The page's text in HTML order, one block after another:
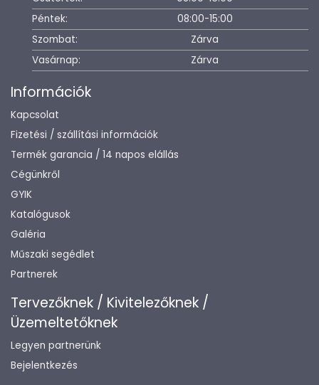
Péntek:
08:00-15:00
Szombat:
Zárva
Vasárnap:
Zárva
Információk
Kapcsolat
Fizetési / szállítási információk
Termék garancia / 14 napos elállás
Cégünkről
GYIK
Katalógusok
Galéria
Műszaki segédlet
Partnerek
Tervezőknek / Kivitelezőknek /
Üzemeltetőknek
Legyen partnerünk
Bejelentkezés